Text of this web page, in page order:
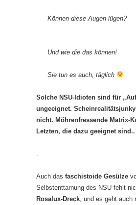
Können diese Augen lügen?
Und wie die das können!
Sie tun es auch, täglich
Solche NSU-Idioten sind für
ungeeignet.
nicht. Möhrenfressende Matrix-
Letzten, die dazu geeignet sind..
Auch das faschistoide Gesülze
Selbstenttarnung des NSU fehlt
Rosalux-Dreck , und es geht auch